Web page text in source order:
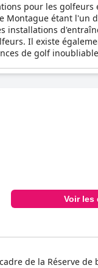
pour les
Montague étant l'un
installations
Il existe
de golf
Voir
de la Réserve de